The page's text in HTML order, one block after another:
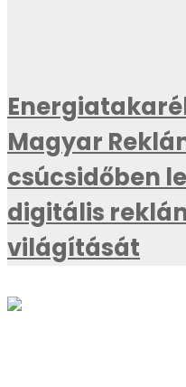
Magyar
csúcsidőben
digitális
világítását